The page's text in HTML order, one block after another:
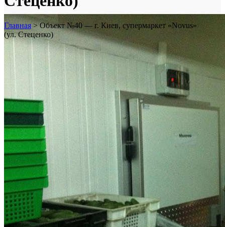
Главная>Объект №40 — г. Киев, супермаркет «Novus»
(ул. Стеценко)